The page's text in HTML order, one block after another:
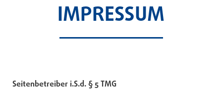
IMPRESSUM
Seitenbetreiber i.S.d. § 5 TMG